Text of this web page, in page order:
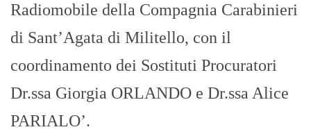
Radiomobile della Compagnia Carabinieri
di Sant’Agata di Militello, con il
coordinamento dei Sostituti Procuratori
Dr.ssa Giorgia ORLANDO e Dr.ssa Alice
PARIALO’.